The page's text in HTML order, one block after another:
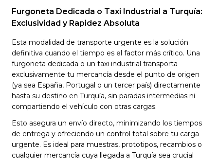
Furgoneta Dedicada o Taxi Industrial a Turquía:
Exclusividad y Rapidez Absoluta
Esta modalidad de transporte urgente es la solución
definitiva cuando el tiempo es el factor más crítico. Una
furgoneta dedicada o un taxi industrial transporta
exclusivamente tu mercancía desde el punto de origen
(ya sea España, Portugal o un tercer país) directamente
hasta su destino en Turquía, sin paradas intermedias ni
compartiendo el vehículo con otras cargas.
Esto asegura un envío directo, minimizando los tiempos
de entrega y ofreciendo un control total sobre tu carga
urgente. Es ideal para muestras, prototipos, recambios o
cualquier mercancía cuya llegada a Turquía sea crucial